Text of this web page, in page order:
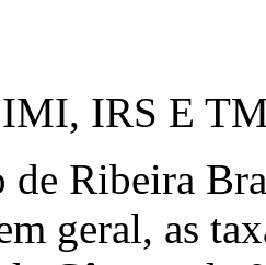
IRS E
Ribeira
geral, as